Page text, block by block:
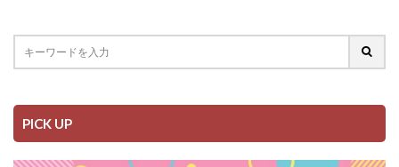
PICK UP